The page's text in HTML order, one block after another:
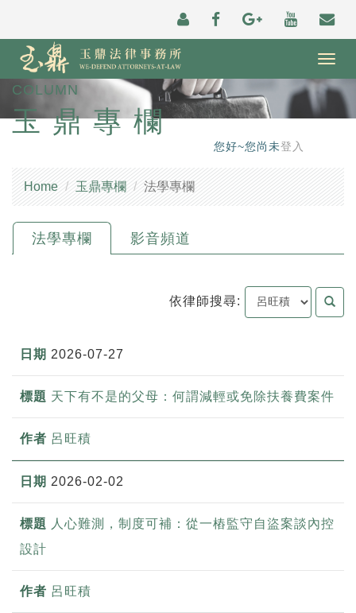
COLUMN
玉鼎專欄
您好~您尚未登入
Home 玉鼎專欄 法學專欄
法學專欄 影音頻道
依律師搜尋:
2026-07-27
天下有不是的父母：何謂減輕或免除扶養費案件
呂旺積
2026-02-02
人心難測，制度可補：從一樁監守自盜案談內控
設計
呂旺積